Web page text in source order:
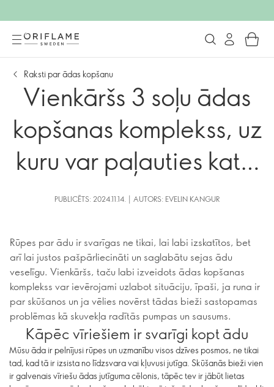
Raksti par ādas kopšanu
Vienkāršs 3 soļu ādas
kopšanas komplekss, uz
kuru var paļauties katrs
vīrietis
PUBLICĒTS: 2024.11.14. | AUTORS: EVELIN KANGUR
Rūpes par ādu ir svarīgas ne tikai, lai labi izskatītos, bet
arī lai justos pašpārliecināti un saglabātu sejas ādu
veselīgu. Vienkāršs, taču labi izveidots ādas kopšanas
komplekss var ievērojami uzlabot situāciju, īpaši, ja runa ir
par skūšanos un ja vēlies novērst tādas bieži sastopamas
problēmas kā skuvekļa radītās pumpas un sausums.
Kāpēc vīriešiem ir svarīgi kopt ādu
Mūsu āda ir pelnījusi rūpes un uzmanību visos dzīves posmos, ne tikai
tad, kad tā ir izsista no līdzsvara vai kļuvusi jutīga. Skūšanās bieži vien
ir galvenais vīriešu ādas jutīguma cēlonis, tāpēc tev ir jābūt lietas